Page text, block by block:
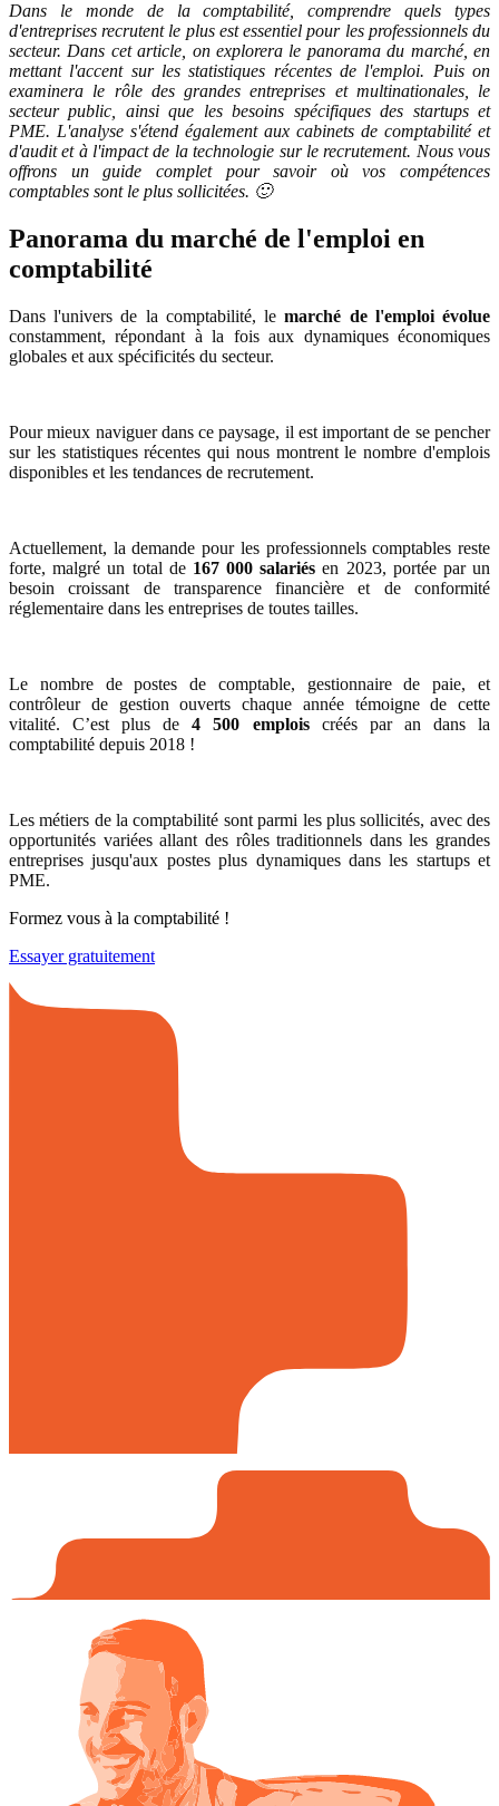
Dans le monde de la comptabilité, comprendre quels types
d'entreprises recrutent le plus est essentiel pour les professionnels du
secteur. Dans cet article, on explorera le panorama du marché, en
mettant l'accent sur les statistiques récentes de l'emploi. Puis on
examinera le rôle des grandes entreprises et multinationales, le
secteur public, ainsi que les besoins spécifiques des startups et
PME. L'analyse s'étend également aux cabinets de comptabilité et
d'audit et à l'impact de la technologie sur le recrutement. Nous vous
offrons un guide complet pour savoir où vos compétences
comptables sont le plus sollicitées. 🙂
Panorama du marché de l'emploi en
comptabilité
Dans l'univers de la comptabilité, lemarché de l'emploi évolue
constamment, répondant à la fois aux dynamiques économiques
globales et aux spécificités du secteur.
Pour mieux naviguer dans ce paysage, il est important de se pencher
sur les statistiques récentes qui nous montrent le nombre d'emplois
disponibles et les tendances de recrutement.
Actuellement, la demande pour les professionnels comptables reste
forte, malgré un total de 167 000 salariésen 2023, portée par un
besoin croissant de transparence financière et de conformité
réglementaire dans les entreprises de toutes tailles.
Le nombre de postes de comptable, gestionnaire de paie, et
contrôleur de gestion ouverts chaque année témoigne de cette
vitalité. C’est plus de 4 500 emplois créés par an dans la
comptabilité depuis 2018 !
Les métiers de la comptabilité sont parmi les plus sollicités, avec des
opportunités variées allant des rôles traditionnels dans les grandes
entreprises jusqu'aux postes plus dynamiques dans les startups et
PME.
Formez vous à la comptabilité !
Essayer gratuitement